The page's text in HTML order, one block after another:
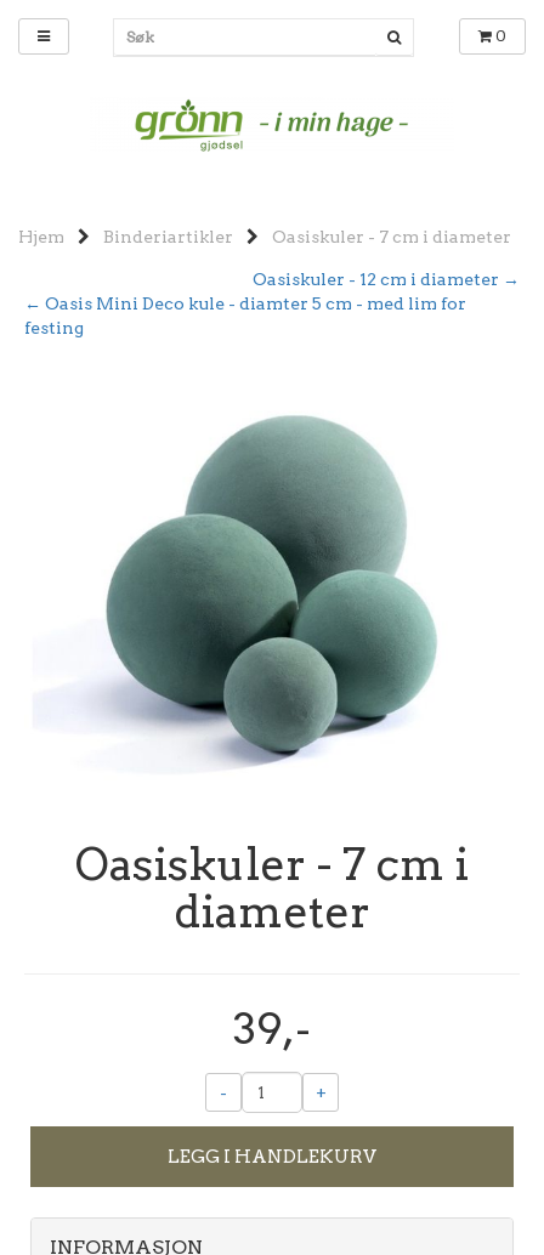
0
Hjem Binderiartikler Oasiskuler - 7 cm i diameter
Oasiskuler - 12 cm i diameter →
← Oasis Mini Deco kule - diamter 5 cm - med lim for
festing
Oasiskuler - 7 cm i
diameter
39,-
- +
LEGG I HANDLEKURV
INFORMASJON